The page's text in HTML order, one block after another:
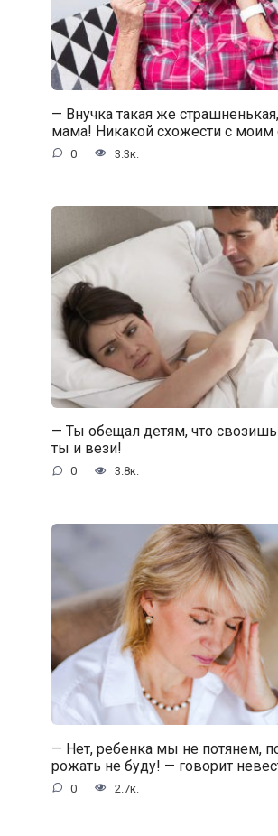
— Внучка такая же
мама! Никакой схожести с
0 3.3к.
— Ты обещал детям, что
ты и вези!
0 3.8к.
— Нет, ребенка мы не потянем,
рожать не буду! — говорит
0 2.7к.